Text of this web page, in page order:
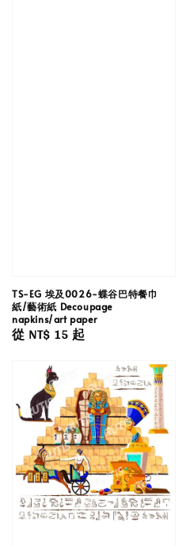
TS-EG 埃及0026-蝶谷巴特餐巾
紙/藝術紙 Decoupage
napkins/art paper
Regular
從 NT$ 15起